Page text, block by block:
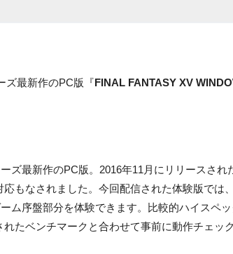
ズ最新作のPC版『FINAL FANTASY XV
ズ最新作のPC版。2016年11月にリリースされ
もなされました。今回配信された体験版では
ム序盤部分を体験できます。比較的ハイスペッ
たベンチマークと合わせて事前に動作チェック